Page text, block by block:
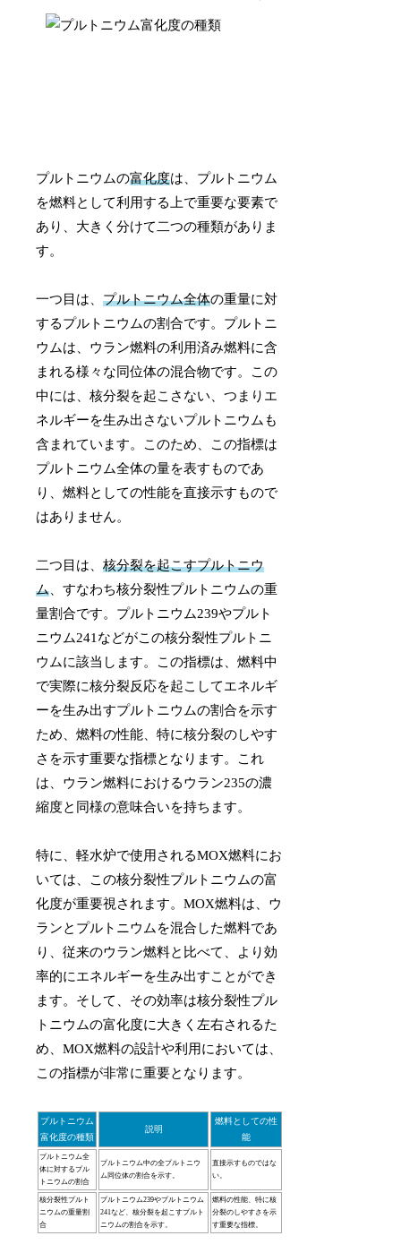
プルトニウムの富化度は、プルトニウム
を燃料として利用する上で重要な要素で
あり、大きく分けて二つの種類がありま
す。
一つ目は、プルトニウム全体の重量に対
するプルトニウムの割合です。プルトニ
ウムは、ウラン燃料の利用済み燃料に含
まれる様々な同位体の混合物です。この
中には、核分裂を起こさない、つまりエ
ネルギーを生み出さないプルトニウムも
含まれています。このため、この指標は
プルトニウム全体の量を表すものであ
り、燃料としての性能を直接示すもので
はありません。
二つ目は、核分裂を起こすプルトニウ
ム 、すなわち核分裂性プルトニウムの重
量割合です。プルトニウム239やプルト
ニウム241などがこの核分裂性プルトニ
ウムに該当します。この指標は、燃料中
で実際に核分裂反応を起こしてエネルギ
ーを生み出すプルトニウムの割合を示す
ため、燃料の性能、特に核分裂のしやす
さを示す重要な指標となります。これ
は、ウラン燃料におけるウラン235の濃
縮度と同様の意味合いを持ちます。
特に、軽水炉で使用されるMOX燃料にお
いては、この核分裂性プルトニウムの富
化度が重要視されます。MOX燃料は、ウ
ランとプルトニウムを混合した燃料であ
り、従来のウラン燃料と比べて、より効
率的にエネルギーを生み出すことができ
ます。そして、その効率は核分裂性プル
トニウムの富化度に大きく左右されるた
め、MOX燃料の設計や利用においては、
この指標が非常に重要となります。
プルトニウム
富化度の種類
説明
燃料としての性
能
プルトニウム全
体に対するプル
トニウムの割合
プルトニウム中の全プルトニウ
ム同位体の割合を示す。
直接示すものではな
い。
核分裂性プルト
ニウムの重量割
合
プルトニウム239やプルトニウム
241など、核分裂を起こすプルト
ニウムの割合を示す。
燃料の性能、特に核
分裂のしやすさを示
す重要な指標。